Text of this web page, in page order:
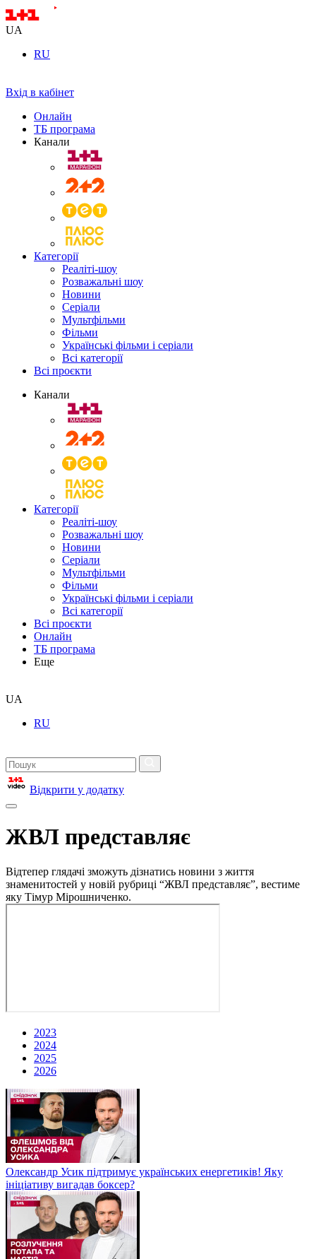
UA
RU
Вхід в кабінет
Онлайн
ТБ програма
Канали
Категорії
Реаліті-шоу
Розважальні шоу
Новини
Серіали
Мультфільми
Фільми
Українські фільми і серіали
Всі категорії
Всі проєкти
Канали
Категорії
Реаліті-шоу
Розважальні шоу
Новини
Серіали
Мультфільми
Фільми
Українські фільми і серіали
Всі категорії
Всі проєкти
Онлайн
ТБ програма
Еще
UA
RU
Відкрити у додатку
ЖВЛ представляє
Відтепер глядачі зможуть дізнатись новини з життя
знаменитостей у новій рубриці “ЖВЛ представляє”, вестиме
яку Тімур Мірошниченко.
2023
2024
2025
2026
Олександр Усик підтримує українських енергетиків! Яку
ініціативу вигадав боксер?